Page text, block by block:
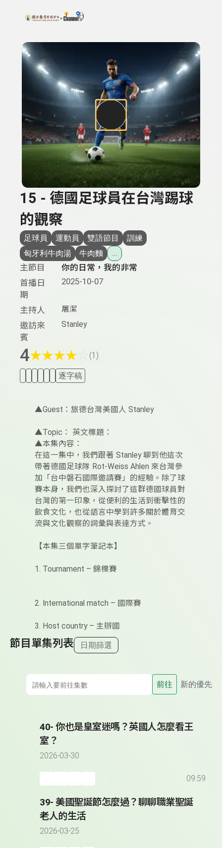
上方功能區塊
搜尋關鍵字：可輸入節目名稱、主持人或關鍵字
15 - 德國足球員在台灣踢球
的觀察
足球員 運動員 雙語節目
訓練
匈牙利牛肉湯
牛肉麵 ...
主節目
你的日常，我的非常
首播日
期
2025-10-07
主持人 屠潔
邀訪來
賓
Stanley
4★★★★ (1)
逐字稿
▲Guest：旅德台灣美國人 Stanley
▲Topic： 英文標題：
▲本集內容：
在這一集中，我們跟著 Stanley 聊到他這次
帶著德國足球隊 Rot-Weiss Ahlen 來台灣參
加「台中磐石國際邀請賽」的經驗。除了球
賽本身，我們也深入探討了這群德國球員對
台灣的第一印象，從便利的生活到衝擊性的
飲食文化，也從語言中學到許多關於體育交
流與文化觀察的詞彙與表達方式。
【本集三個單字筆記本】
1. Tournament – 錦標賽
2. International match – 國際賽
3. Host country – 主辦國
節目單集列表 日期篩選
前往 新的優先
40- 你也是皇室迷嗎？英國人怎麼看王
室？
2026-03-30
09:59
39- 美國聖誕節怎麼過？聊聊職業聖誕
老人的生活
2026-03-25